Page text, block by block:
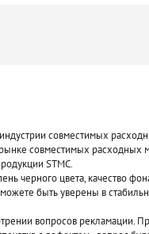
совместимых
совместимых расходных
STMC.
черного цвета, качество
быть уверены в
вопросов рекламации.